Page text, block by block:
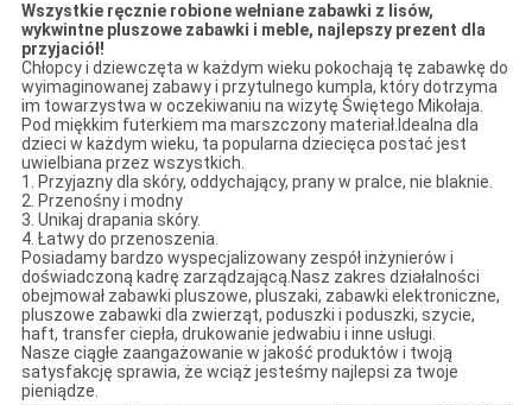
Wszystkie ręcznie robione wełniane zabawki z lisów,
wykwintne pluszowe zabawki i meble, najlepszy prezent dla
przyjaciół!
Chłopcy i dziewczęta w każdym wieku pokochają tę zabawkę do
wyimaginowanej zabawy i przytulnego kumpla, który dotrzyma
im towarzystwa w oczekiwaniu na wizytę Świętego Mikołaja.
Pod miękkim futerkiem ma marszczony materiał.Idealna dla
dzieci w każdym wieku, ta popularna dziecięca postać jest
uwielbiana przez wszystkich.
1. Przyjazny dla skóry, oddychający, prany w pralce, nie blaknie.
2. Przenośny i modny
3. Unikaj drapania skóry.
4. Łatwy do przenoszenia.
Posiadamy bardzo wyspecjalizowany zespół inżynierów i
doświadczoną kadrę zarządzającą.Nasz zakres działalności
obejmował zabawki pluszowe, pluszaki, zabawki elektroniczne,
pluszowe zabawki dla zwierząt, poduszki i poduszki, szycie,
haft, transfer ciepła, drukowanie jedwabiu i inne usługi.
Nasze ciągłe zaangażowanie w jakość produktów i twoją
satysfakcję sprawia, że ​​wciąż jesteśmy najlepsi za twoje
pieniądze.